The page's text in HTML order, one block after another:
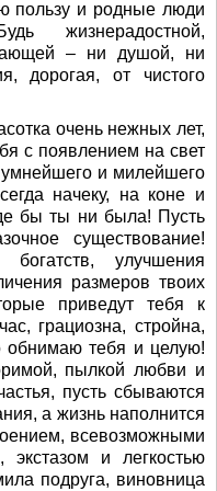
пользу и родные люди
жизнерадостной,
– ни душой, ни
дорогая, от чистого
очень нежных лет,
с появлением на свет
и милейшего
начеку, на коне и
бы ты ни была! Пусть
существование!
улучшения
размеров твоих
приведут тебя к
грациозна, стройна,
обнимаю тебя и целую!
пылкой любви и
пусть сбываются
а жизнь наполнится
всевозможными
и легкостью
подруга, виновница